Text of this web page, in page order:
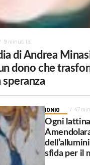
9 minuti fa
di Andrea
dono che
IONIO 47
Ogni
sfida per il